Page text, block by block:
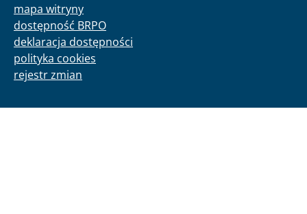
mapa witryny
dostępność BRPO
deklaracja dostępności
polityka cookies
rejestr zmian